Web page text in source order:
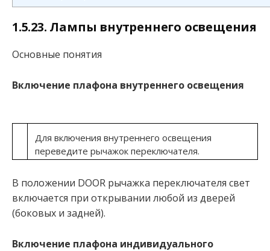
1.5.23. Лампы внутреннего освещения
Основные понятия
Включение плафона внутреннего освещения
Для включения внутреннего освещения
переведите рычажок переключателя.
В положении DOOR рычажка переключателя свет
включается при открывании любой из дверей
(боковых и задней).
Включение плафона индивидуального